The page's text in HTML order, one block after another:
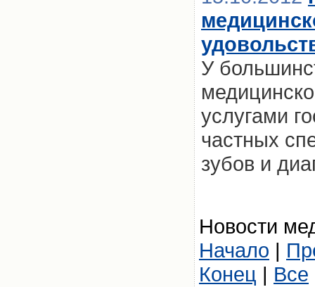
У
услугами
частных
зубов и
Новости
Начало |
Конец | Все